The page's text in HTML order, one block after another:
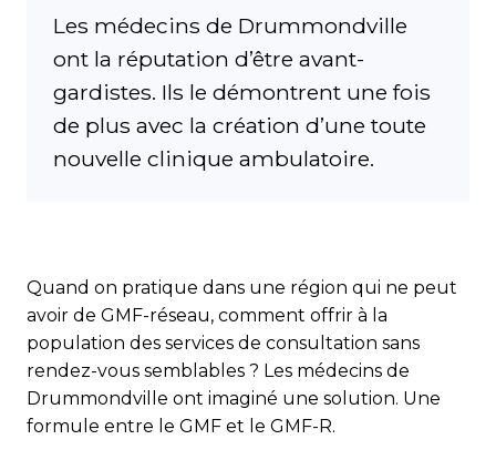
Les médecins de Drummondville
ont la réputation d’être avant-
gardistes. Ils le démontrent une fois
de plus avec la création d’une toute
nouvelle clinique ambulatoire.
Quand on pratique dans une région qui ne peut
avoir de GMF-réseau, comment offrir à la
population des services de consul­tation sans
rendez-vous semblables ? Les médecins de
Drummondville ont imaginé une solution. Une
formule entre le GMF et le GMF-R.